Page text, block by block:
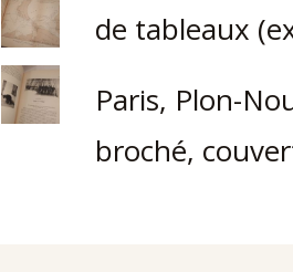
de tableaux
Paris, Plon-
broché,